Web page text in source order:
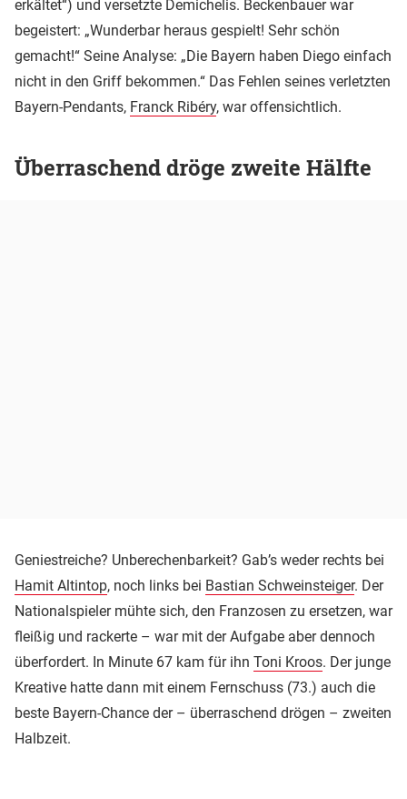
erkältet“) und versetzte Demichelis. Beckenbauer war
begeistert: „Wunderbar heraus gespielt! Sehr schön
gemacht!“ Seine Analyse: „Die Bayern haben Diego einfach
nicht in den Griff bekommen.“ Das Fehlen seines verletzten
Bayern-Pendants, Franck Ribéry, war offensichtlich.
Überraschend dröge zweite Hälfte
Geniestreiche? Unberechenbarkeit? Gab’s weder rechts bei
Hamit Altintop, noch links bei Bastian Schweinsteiger. Der
Nationalspieler mühte sich, den Franzosen zu ersetzen, war
fleißig und rackerte – war mit der Aufgabe aber dennoch
überfordert. In Minute 67 kam für ihn Toni Kroos. Der junge
Kreative hatte dann mit einem Fernschuss (73.) auch die
beste Bayern-Chance der – überraschend drögen – zweiten
Halbzeit.